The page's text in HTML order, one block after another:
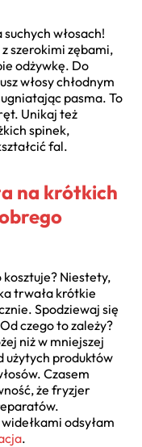
włosach!
szerokimi zębami,
odżywkę. Do
włosy chłodnym
pasma. To
Unikaj też
spinek,
fal.
na krótkich
Niestety,
trwała krótkie
Spodziewaj się
czego to zależy?
niż w mniejszej
użytych produktów
Czasem
że fryzjer
odsyłam
.